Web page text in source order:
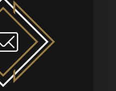
BUSINESS
CONDÉ NAST
DIGITAL